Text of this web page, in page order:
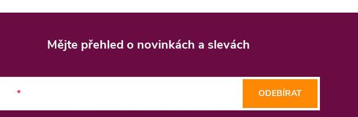
Mějte přehled o novinkách a slevách
ODEBÍRAT